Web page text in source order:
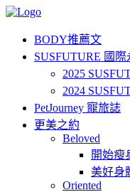
BODY推薦文
SUSFUTURE 國
2025
2024
PetJourney 寵旅誌
更美之約
Beloved
開始瘦
美好身
Oriented